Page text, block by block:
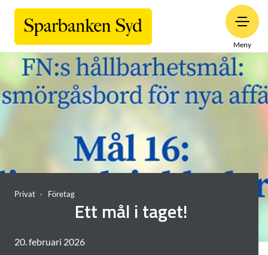
Meny
Privat Företag
Ett mål i taget!
20. februari 2026